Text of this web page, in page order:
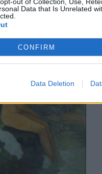
Data that Is Unrelated
CONFIRM
Data Deletion